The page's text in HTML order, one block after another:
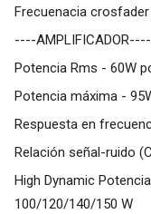
Frecuenacia crosfader
----
Potencia Rms - 60W
Potencia máxima -
Respuesta en
Relación señal-ruido
High Dynamic
100/120/140/150 W